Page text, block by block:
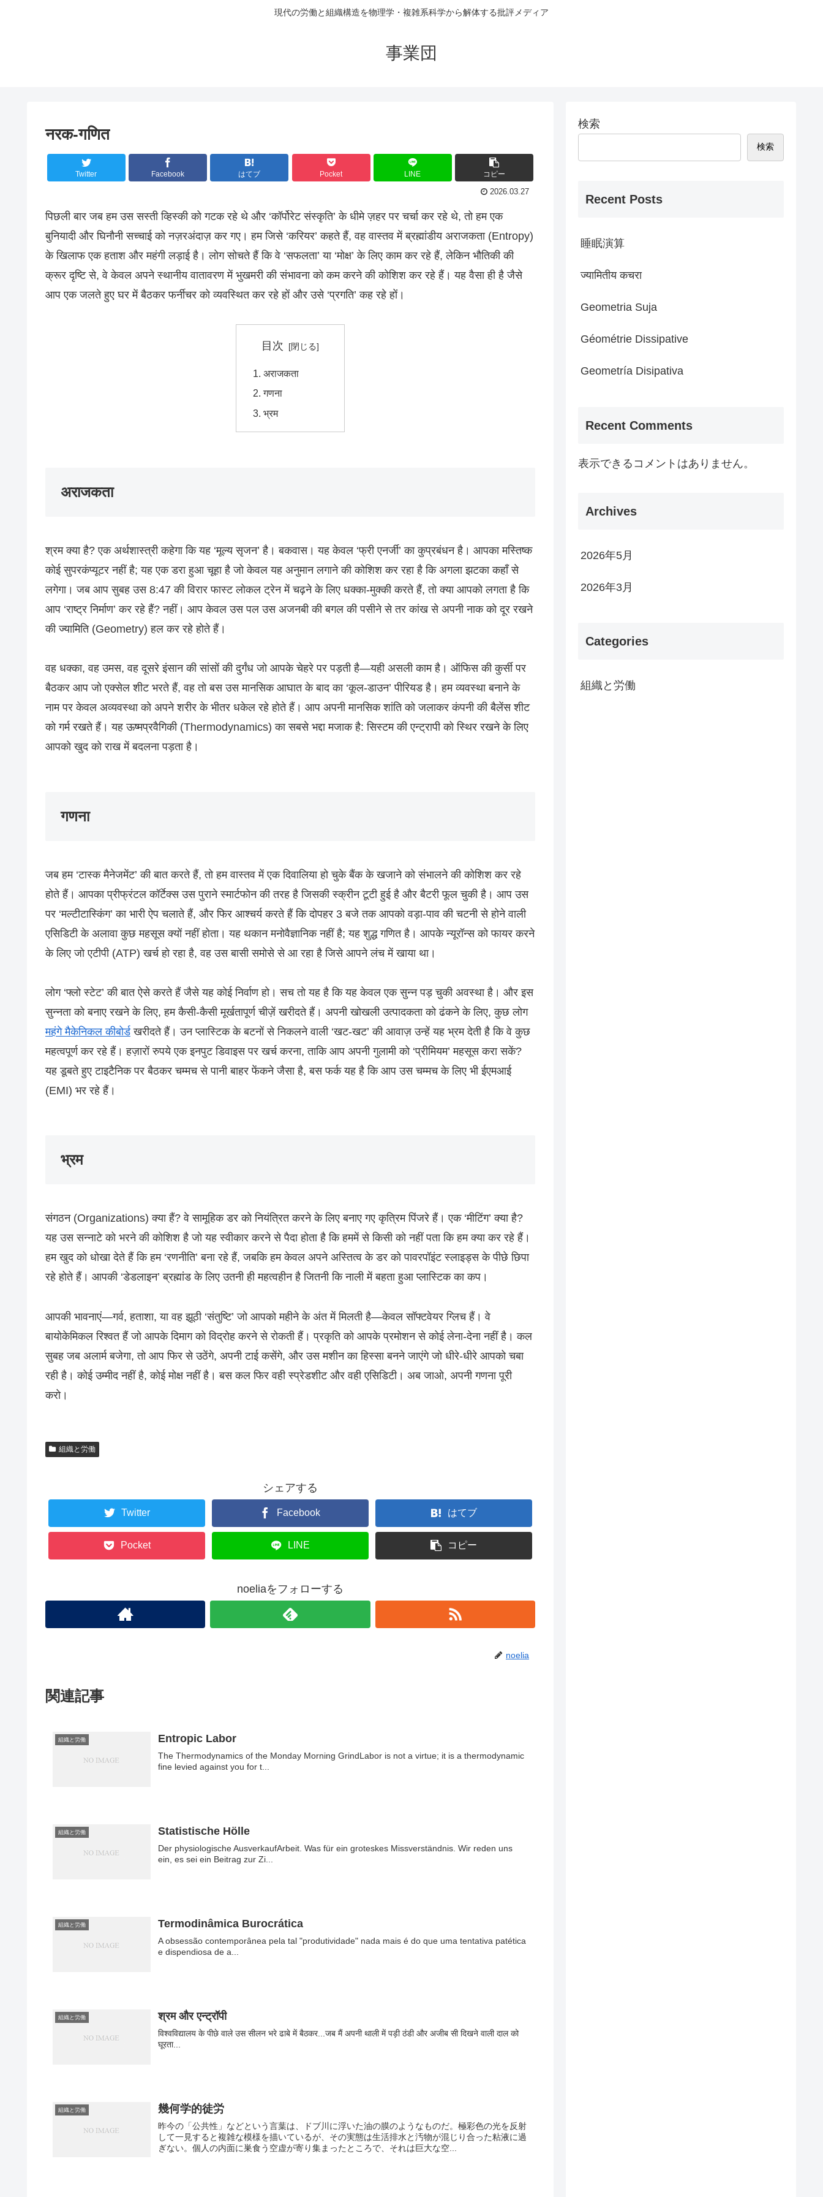
現代の労働と組織構造を物理学・複雑系科学から解体する批評メディア
事業団
नरक-गणित
Twitter Facebook はてブ Pocket LINE コピー
2026.03.27
पिछली बार जब हम उस सस्ती व्हिस्की को गटक रहे थे और ‘कॉर्पोरेट संस्कृति’ के धीमे ज़हर पर चर्चा कर रहे थे, तो हम एक
बुनियादी और घिनौनी सच्चाई को नज़रअंदाज़ कर गए। हम जिसे ‘करियर’ कहते हैं, वह वास्तव में ब्रह्मांडीय अराजकता (Entropy)
के खिलाफ एक हताश और महंगी लड़ाई है। लोग सोचते हैं कि वे ‘सफलता’ या ‘मोक्ष’ के लिए काम कर रहे हैं, लेकिन भौतिकी की
क्रूर दृष्टि से, वे केवल अपने स्थानीय वातावरण में भुखमरी की संभावना को कम करने की कोशिश कर रहे हैं। यह वैसा ही है जैसे
आप एक जलते हुए घर में बैठकर फर्नीचर को व्यवस्थित कर रहे हों और उसे ‘प्रगति’ कह रहे हों।
目次
अराजकता
गणना
भ्रम
अराजकता
श्रम क्या है? एक अर्थशास्त्री कहेगा कि यह ‘मूल्य सृजन’ है। बकवास। यह केवल ‘फ्री एनर्जी’ का कुप्रबंधन है। आपका मस्तिष्क
कोई सुपरकंप्यूटर नहीं है; यह एक डरा हुआ चूहा है जो केवल यह अनुमान लगाने की कोशिश कर रहा है कि अगला झटका कहाँ से
लगेगा। जब आप सुबह उस 8:47 की विरार फास्ट लोकल ट्रेन में चढ़ने के लिए धक्का-मुक्की करते हैं, तो क्या आपको लगता है कि
आप ‘राष्ट्र निर्माण’ कर रहे हैं? नहीं। आप केवल उस पल उस अजनबी की बगल की पसीने से तर कांख से अपनी नाक को दूर रखने
की ज्यामिति (Geometry) हल कर रहे होते हैं।
वह धक्का, वह उमस, वह दूसरे इंसान की सांसों की दुर्गंध जो आपके चेहरे पर पड़ती है—यही असली काम है। ऑफिस की कुर्सी पर
बैठकर आप जो एक्सेल शीट भरते हैं, वह तो बस उस मानसिक आघात के बाद का ‘कूल-डाउन’ पीरियड है। हम व्यवस्था बनाने के
नाम पर केवल अव्यवस्था को अपने शरीर के भीतर धकेल रहे होते हैं। आप अपनी मानसिक शांति को जलाकर कंपनी की बैलेंस शीट
को गर्म रखते हैं। यह ऊष्मप्रवैगिकी (Thermodynamics) का सबसे भद्दा मजाक है: सिस्टम की एन्ट्रापी को स्थिर रखने के लिए
आपको खुद को राख में बदलना पड़ता है।
गणना
जब हम ‘टास्क मैनेजमेंट’ की बात करते हैं, तो हम वास्तव में एक दिवालिया हो चुके बैंक के खजाने को संभालने की कोशिश कर रहे
होते हैं। आपका प्रीफ्रंटल कॉर्टेक्स उस पुराने स्मार्टफोन की तरह है जिसकी स्क्रीन टूटी हुई है और बैटरी फूल चुकी है। आप उस
पर ‘मल्टीटास्किंग’ का भारी ऐप चलाते हैं, और फिर आश्चर्य करते हैं कि दोपहर 3 बजे तक आपको वड़ा-पाव की चटनी से होने वाली
एसिडिटी के अलावा कुछ महसूस क्यों नहीं होता। यह थकान मनोवैज्ञानिक नहीं है; यह शुद्ध गणित है। आपके न्यूरॉन्स को फायर करने
के लिए जो एटीपी (ATP) खर्च हो रहा है, वह उस बासी समोसे से आ रहा है जिसे आपने लंच में खाया था।
लोग ‘फ्लो स्टेट’ की बात ऐसे करते हैं जैसे यह कोई निर्वाण हो। सच तो यह है कि यह केवल एक सुन्न पड़ चुकी अवस्था है। और इस
सुन्नता को बनाए रखने के लिए, हम कैसी-कैसी मूर्खतापूर्ण चीज़ें खरीदते हैं। अपनी खोखली उत्पादकता को ढंकने के लिए, कुछ लोग
महंगे मैकेनिकल कीबोर्डखरीदते हैं। उन प्लास्टिक के बटनों से निकलने वाली ‘खट-खट’ की आवाज़ उन्हें यह भ्रम देती है कि वे कुछ
महत्वपूर्ण कर रहे हैं। हज़ारों रुपये एक इनपुट डिवाइस पर खर्च करना, ताकि आप अपनी गुलामी को ‘प्रीमियम’ महसूस करा सकें?
यह डूबते हुए टाइटैनिक पर बैठकर चम्मच से पानी बाहर फेंकने जैसा है, बस फर्क यह है कि आप उस चम्मच के लिए भी ईएमआई
(EMI) भर रहे हैं।
भ्रम
संगठन (Organizations) क्या हैं? वे सामूहिक डर को नियंत्रित करने के लिए बनाए गए कृत्रिम पिंजरे हैं। एक ‘मीटिंग’ क्या है?
यह उस सन्नाटे को भरने की कोशिश है जो यह स्वीकार करने से पैदा होता है कि हममें से किसी को नहीं पता कि हम क्या कर रहे हैं।
हम खुद को धोखा देते हैं कि हम ‘रणनीति’ बना रहे हैं, जबकि हम केवल अपने अस्तित्व के डर को पावरपॉइंट स्लाइड्स के पीछे छिपा
रहे होते हैं। आपकी ‘डेडलाइन’ ब्रह्मांड के लिए उतनी ही महत्वहीन है जितनी कि नाली में बहता हुआ प्लास्टिक का कप।
आपकी भावनाएं—गर्व, हताशा, या वह झूठी ‘संतुष्टि’ जो आपको महीने के अंत में मिलती है—केवल सॉफ्टवेयर ग्लिच हैं। वे
बायोकेमिकल रिश्वत हैं जो आपके दिमाग को विद्रोह करने से रोकती हैं। प्रकृति को आपके प्रमोशन से कोई लेना-देना नहीं है। कल
सुबह जब अलार्म बजेगा, तो आप फिर से उठेंगे, अपनी टाई कसेंगे, और उस मशीन का हिस्सा बनने जाएंगे जो धीरे-धीरे आपको चबा
रही है। कोई उम्मीद नहीं है, कोई मोक्ष नहीं है। बस कल फिर वही स्प्रेडशीट और वही एसिडिटी। अब जाओ, अपनी गणना पूरी
करो।
組織と労働
シェアする
Twitter Facebook はてブ
Pocket LINE コピー
noeliaをフォローする
noelia
関連記事
組織と労働 Entropic Labor
The Thermodynamics of the Monday Morning GrindLabor is not a virtue; it is a thermodynamic
fine levied against you for t...
組織と労働 Statistische Hölle
Der physiologische AusverkaufArbeit. Was für ein groteskes Missverständnis. Wir reden uns
ein, es sei ein Beitrag zur Zi...
組織と労働 Termodinâmica Burocrática
A obsessão contemporânea pela tal "produtividade" nada mais é do que uma tentativa patética
e dispendiosa de a...
組織と労働 श्रम और एन्ट्रॉपी
विश्वविद्यालय के पीछे वाले उस सीलन भरे ढाबे में बैठकर...जब मैं अपनी थाली में पड़ी ठंडी और अजीब सी दिखने वाली दाल को
घूरता...
組織と労働 幾何学的徒労
昨今の「公共性」などという言葉は、ドブ川に浮いた油の膜のようなものだ。極彩色の光を反射
して一見すると複雑な模様を描いているが、その実態は生活排水と汚物が混じり合った粘液に過
ぎない。個人の内面に巣食う空虚が寄り集まったところで、それは巨大な空...
検索
検索
Recent Posts
睡眠演算
ज्यामितीय कचरा
Geometria Suja
Géométrie Dissipative
Geometría Disipativa
Recent Comments
表示できるコメントはありません。
Archives
2026年5月
2026年3月
Categories
組織と労働